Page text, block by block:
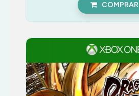
COMPRAR